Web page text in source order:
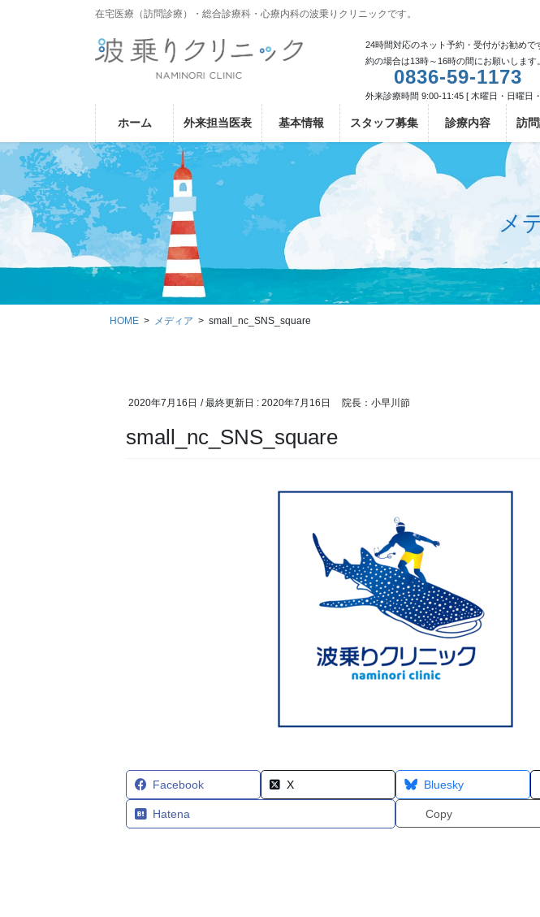
動
に
在宅医療（訪問診療）・総合診療科・心療内科の波乗りクリニックです。
24時間対応のネット予約・受付がお勧め
約の場合は13時～16時の間にお願いしま
0836-59-1173
外来診療時間 9:00-11:45 [ 木曜日・日曜日
ホーム 外来担当医表 基本情報 スタッフ募集 診療内容 訪
メ
HOME メディア small_nc_SNS_square
2020年7月16日 / 最終更新日 :2020年7月16日 院長：小早川節
small_nc_SNS_square
Facebook X Bluesky
Hatena Copy